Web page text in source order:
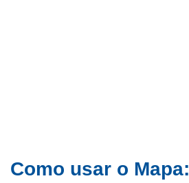
Como usar o Mapa: